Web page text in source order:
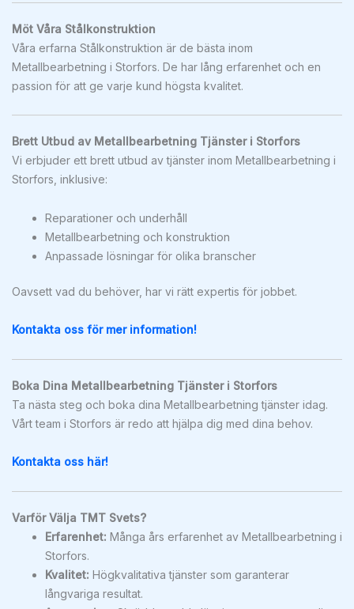
Möt Våra Stålkonstruktion
Våra erfarna Stålkonstruktion är de bästa inom
Metallbearbetning i Storfors. De har lång erfarenhet och en
passion för att ge varje kund högsta kvalitet.
Brett Utbud av Metallbearbetning Tjänster i Storfors
Vi erbjuder ett brett utbud av tjänster inom Metallbearbetning i
Storfors, inklusive:
Reparationer och underhåll
Metallbearbetning och konstruktion
Anpassade lösningar för olika branscher
Oavsett vad du behöver, har vi rätt expertis för jobbet.
Kontakta oss för mer information!
Boka Dina Metallbearbetning Tjänster i Storfors
Ta nästa steg och boka dina Metallbearbetning tjänster idag.
Vårt team i Storfors är redo att hjälpa dig med dina behov.
Kontakta oss här!
Varför Välja TMT Svets?
Erfarenhet: Många års erfarenhet av Metallbearbetning i
Storfors.
Kvalitet: Högkvalitativa tjänster som garanterar
långvariga resultat.